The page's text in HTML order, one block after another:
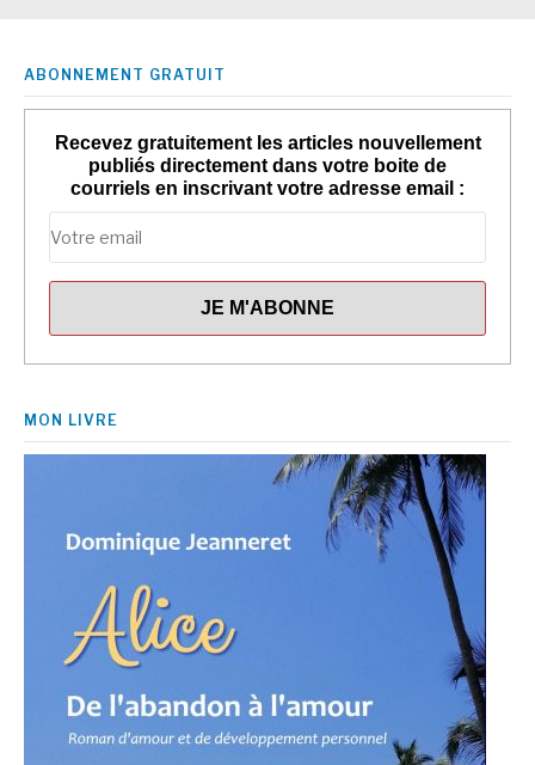
ABONNEMENT GRATUIT
Recevez gratuitement les articles nouvellement
publiés directement dans votre boite de
courriels en inscrivant votre adresse email :
MON LIVRE